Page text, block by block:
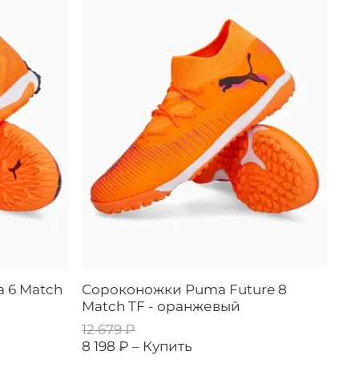
6 Match
Сороконожки Puma Future 8
Match TF - оранжевый
12 679 ₽
8 198 ₽ – Купить